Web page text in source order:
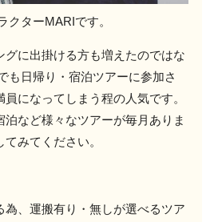
クターMARIです。
グに出掛ける方も増えたのではな
も日帰り・宿泊ツアーに参加さ
になってしまう程の人気です。
など様々なツアーが毎月ありま
みてください。
為、運搬有り・無しが選べるツア